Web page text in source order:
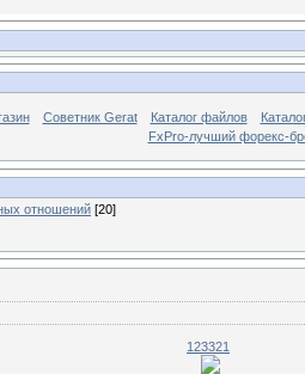
Советник Gerat Каталог файлов
FxPro-лучший форекс-
отношений [20]
123321